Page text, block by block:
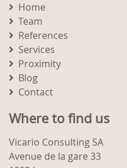
Home
Team
References
Services
Proximity
Blog
Contact
Where to find us
Vicario Consulting SA
Avenue de la gare 33